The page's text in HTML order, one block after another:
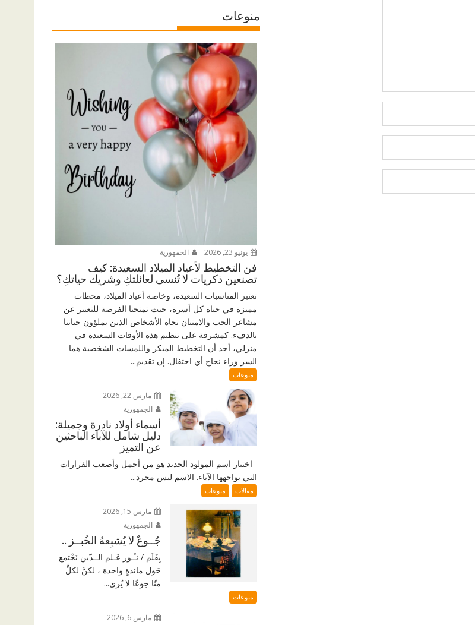
منوعات
يونيو 23, 2026 الجمهورية
فن التخطيط لأعياد الميلاد السعيدة: كيف
تصنعين ذكريات لا تُنسى لعائلتكِ وشريك حياتكِ؟
تعتبر المناسبات السعيدة، وخاصة أعياد الميلاد، محطات
مميزة في حياة كل أسرة، حيث تمنحنا الفرصة للتعبير عن
مشاعر الحب والامتنان تجاه الأشخاص الذين يملؤون حياتنا
بالدفء. كمشرفة على تنظيم هذه الأوقات السعيدة في
منزلي، أجد أن التخطيط المبكر واللمسات الشخصية هما
السر وراء نجاح أي احتفال. إن تقديم...
منوعات
مارس 22, 2026
الجمهورية
أسماء أولاد نادرة وجميلة:
دليل شامل للآباء الباحثين
عن التميز
اختيار اسم المولود الجديد هو من أجمل وأصعب القرارات
التي يواجهها الآباء. الاسم ليس مجرد...
مقالات منوعات
مارس 15, 2026
الجمهورية
جُــوعٌ لا يُشبِعهُ الخُبــز ..
بِقَلَم / نـُـور عَـلم الــدّين نَجْتمع
حَول مائدةٍ واحدة ، لكنَّ لكلٍّ
منّا جوعًا لا يُرى...
منوعات
مارس 6, 2026